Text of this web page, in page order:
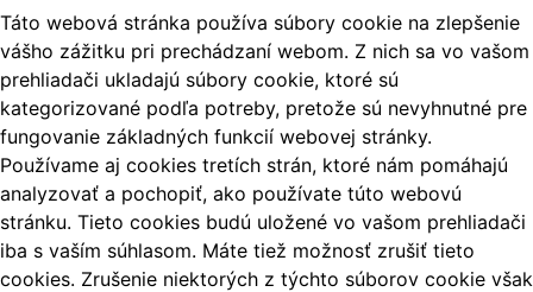
Táto webová stránka používa súbory cookie na zlepšenie
vášho zážitku pri prechádzaní webom. Z nich sa vo vašom
prehliadači ukladajú súbory cookie, ktoré sú
kategorizované podľa potreby, pretože sú nevyhnutné pre
fungovanie základných funkcií webovej stránky.
Používame aj cookies tretích strán, ktoré nám pomáhajú
analyzovať a pochopiť, ako používate túto webovú
stránku. Tieto cookies budú uložené vo vašom prehliadači
iba s vaším súhlasom. Máte tiež možnosť zrušiť tieto
cookies. Zrušenie niektorých z týchto súborov cookie však